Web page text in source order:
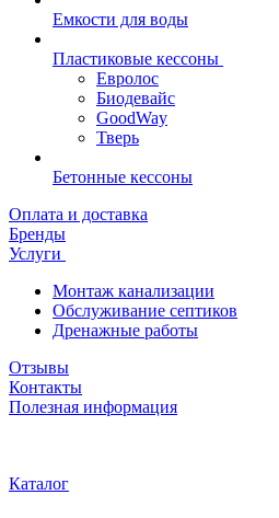
Емкости для воды
Пластиковые кессоны
Евролос
Биодевайс
GoodWay
Тверь
Бетонные кессоны
Оплата и доставка
Бренды
Услуги
Монтаж канализации
Обслуживание септиков
Дренажные работы
Отзывы
Контакты
Полезная информация
Каталог